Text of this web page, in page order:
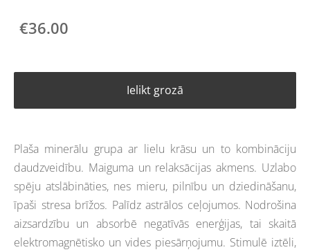
€36.00
Ielikt grozā
Plaša minerālu grupa ar lielu krāsu un to kombināciju
daudzveidību. Maiguma un relaksācijas akmens. Uzlabo
spēju atslābināties, nes mieru, pilnību un dziedināšanu,
īpaši stresa brīžos. Palīdz astrālos ceļojumos. Nodrošina
aizsardzību un absorbē negatīvās enerģijas, tai skaitā
elektromagnētisko un vides piesārņojumu. Stimulē iztēli,